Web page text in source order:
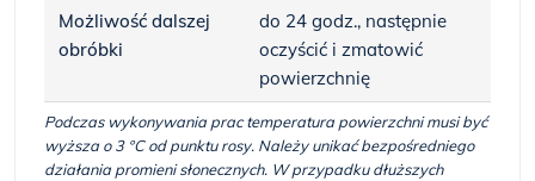
Możliwość dalszej
obróbki
do 24 godz., następnie
oczyścić i zmatowić
powierzchnię
Podczas wykonywania prac temperatura powierzchni musi być
wyższa o 3 °C od punktu rosy. Należy unikać bezpośredniego
działania promieni słonecznych. W przypadku dłuższych